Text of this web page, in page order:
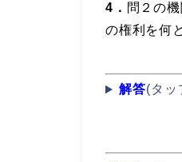
4． 問２の
の権利を何
解答(タッ